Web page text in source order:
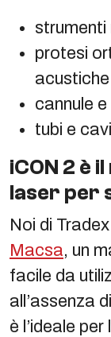
strumenti
protesi
acustiche
cannule
tubi e
iCON 2 è
laser per
Noi di
Macsa, un
facile da
all’assenza
è l’ideale per